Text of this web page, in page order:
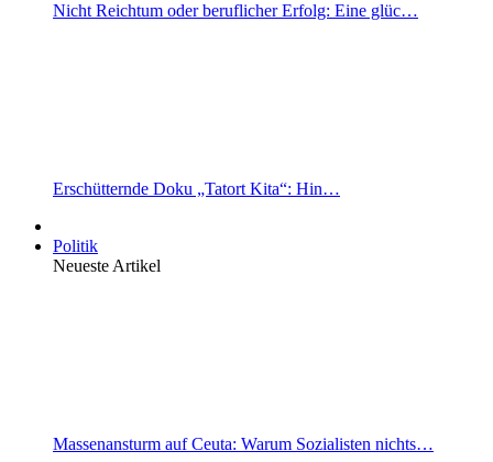
Nicht Reichtum oder beruflicher Erfolg: Eine glüc…
Erschütternde Doku „Tatort Kita“: Hin…
Politik
Neueste Artikel
Massenansturm auf Ceuta: Warum Sozialisten nichts…